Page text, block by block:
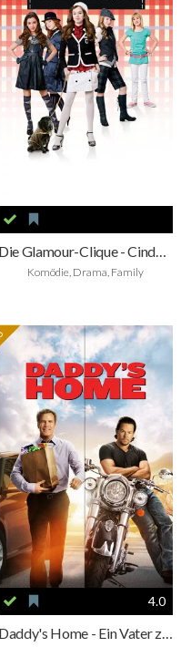
Die Glamour-Clique - Cinderellas Rache
Komödie, Drama, Family
4.0
Daddy's Home - Ein Vater zu viel